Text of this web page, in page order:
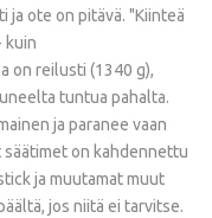
ja ote on pitävä. "Kiinteä
kuin
on reilusti (1340 g),
tuntua pahalta.
ja paranee vaan
säätimet on kahdennettu
ja muutamat muut
jos niitä ei tarvitse.